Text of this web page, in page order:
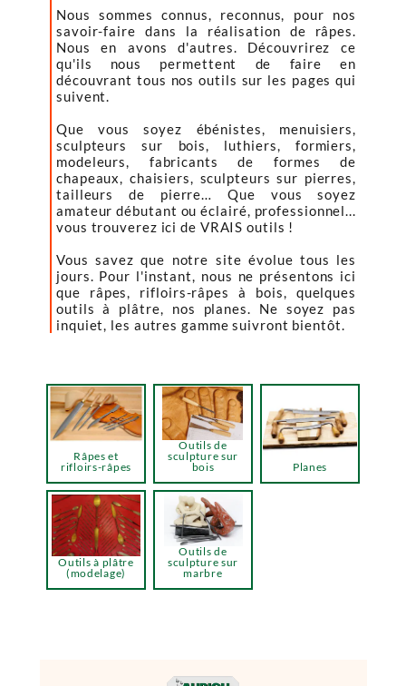
Nous sommes connus, reconnus, pour nos
savoir-faire dans la réalisation de râpes.
Nous en avons d'autres. Découvrirez ce
qu'ils nous permettent de faire en
découvrant tous nos outils sur les pages qui
suivent.
Que vous soyez ébénistes, menuisiers,
sculpteurs sur bois, luthiers, formiers,
modeleurs, fabricants de formes de
chapeaux, chaisiers, sculpteurs sur pierres,
tailleurs de pierre… Que vous soyez
amateur débutant ou éclairé, professionnel...
vous trouverez ici de VRAIS outils !
Vous savez que notre site évolue tous les
jours. Pour l'instant, nous ne présentons ici
que râpes, rifloirs-râpes à bois, quelques
outils à plâtre, nos planes. Ne soyez pas
inquiet, les autres gamme suivront bientôt.
Outils de
sculpture sur
bois
Outils à plâtre
(modelage)
Planes
Outils de
sculpture sur
marbre
Râpes et
rifloirs-râpes